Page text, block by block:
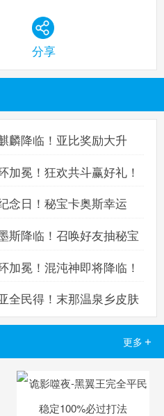
分享
麟降临！亚比奖励大升
加冕！狂欢共斗赢好礼！
念日！秘宝卡奥斯幸运
斯降临！召唤好友抽秘宝
加冕！混沌神即将降临！
全民得！末那温泉乡皮肤
更多 +